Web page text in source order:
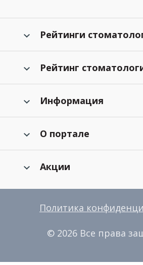
Рейтинги
Рейтинг
Информация
О портале
Акции
Политика
© 2026 Все права